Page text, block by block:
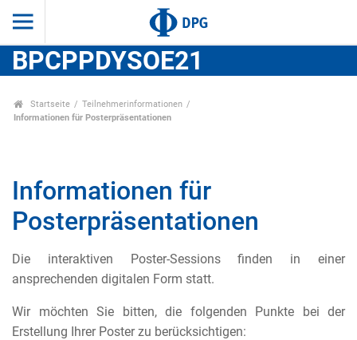
BPCPPDYSOE21
Startseite
Teilnehmerinformationen
Informationen für Posterpräsentationen
Informationen für
Posterpräsentationen
Die interaktiven Poster-Sessions finden in einer
ansprechenden digitalen Form statt.
Wir möchten Sie bitten, die folgenden Punkte bei der
Erstellung Ihrer Poster zu berücksichtigen: